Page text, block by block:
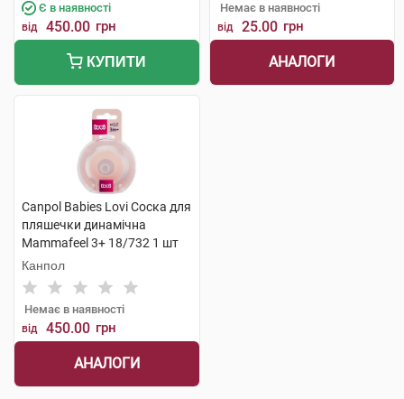
Є в наявності
від 450.00 грн
КУПИТИ
Немає в наявності
від 25.00 грн
АНАЛОГИ
Canpol Babies Lovi Соска для
пляшечки динамічна
Mammafeel 3+ 18/732 1 шт
Канпол
Немає в наявності
від 450.00 грн
АНАЛОГИ